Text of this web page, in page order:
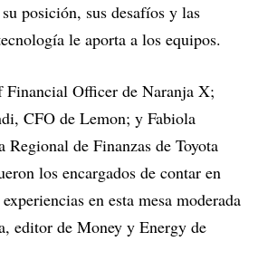
posición, sus desafíos y las
le aporta a los equipos.
Financial Officer de Naranja X;
CFO de Lemon; y Fabiola
de Finanzas de Toyota
los encargados de contar en
en esta mesa moderada
editor de Money y Energy de